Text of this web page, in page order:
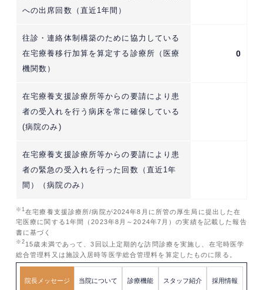
への出席回数（直近1年間）
往診・連絡体制構築のために協力している
在宅療養移行加算を算定する診療所（医療
機関数）
0
在宅療養支援診療所等からの要請により患
者の受入れを行う病床を常に確保している
(病院のみ)
在宅療養支援診療所等からの要請により患
者の緊急の受入れを行った回数（直近1年
間）（病院のみ）
※1 在宅療養支援診療所/病院が2024年8月に所管の厚生局に提出した在
宅医療に関する1年間（2023年8月～2024年7月）の実績を記載した報告
書に基づく
※2 15歳未満であって、3回以上定期的な訪問診療を実施し、在宅時医学
総合管理料又は施設入居時等医学総合管理料を算定したものに限る。
院長メッセージ 当院について 診療機能 スタッフ紹介 採用情報